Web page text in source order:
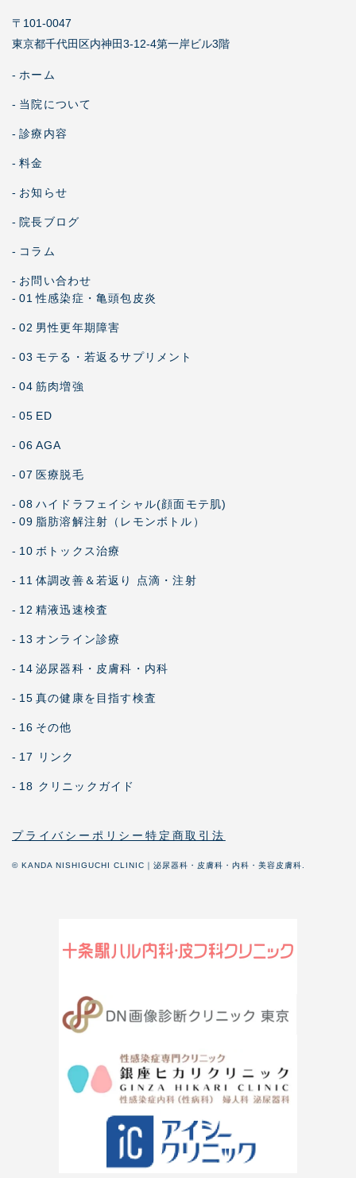
〒101-0047
東京都千代田区内神田3-12-4第一岸ビル3階
- ホーム
- 当院について
- 診療内容
- 料金
- お知らせ
- 院長ブログ
- コラム
- お問い合わせ
- 01 性感染症・亀頭包皮炎
- 02 男性更年期障害
- 03 モテる・若返るサプリメント
- 04 筋肉増強
- 05 ED
- 06 AGA
- 07 医療脱毛
- 08 ハイドラフェイシャル(顔面モテ肌)
- 09 脂肪溶解注射（レモンボトル）
- 10 ボトックス治療
- 11 体調改善＆若返り 点滴・注射
- 12 精液迅速検査
- 13 オンライン診療
- 14 泌尿器科・皮膚科・内科
- 15 真の健康を目指す検査
- 16 その他
- 17 リンク
- 18 クリニックガイド
プライバシーポリシー 特定商取引法
© KANDA NISHIGUCHI CLINIC｜泌尿器科・皮膚科・内科・美容皮膚科.